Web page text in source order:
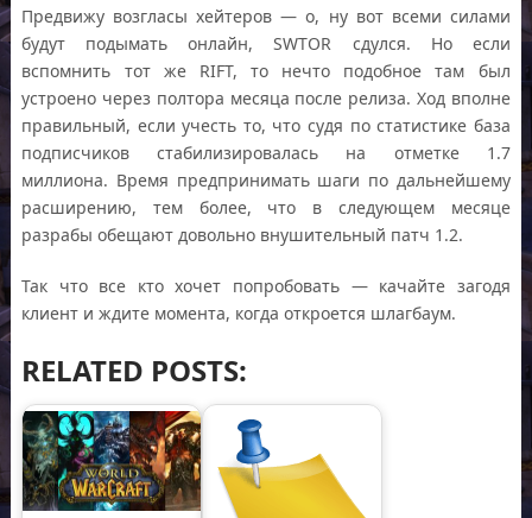
Предвижу возгласы хейтеров — о, ну вот всеми силами
будут подымать онлайн, SWTOR сдулся. Но если
вспомнить тот же RIFT, то нечто подобное там был
устроено через полтора месяца после релиза. Ход вполне
правильный, если учесть то, что судя по статистике база
подписчиков стабилизировалась на отметке 1.7
миллиона. Время предпринимать шаги по дальнейшему
расширению, тем более, что в следующем месяце
разрабы обещают довольно внушительный патч 1.2.
Так что все кто хочет попробовать — качайте загодя
клиент и ждите момента, когда откроется шлагбаум.
RELATED POSTS: